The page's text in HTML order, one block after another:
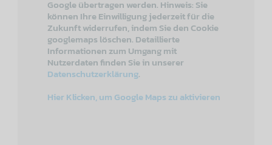
Google übertragen werden. Hinweis: Sie
können Ihre Einwilligung jederzeit für die
Zukunft widerrufen, indem Sie den Cookie
googlemaps löschen. Detaillierte
Informationen zum Umgang mit
Nutzerdaten finden Sie in unserer
Datenschutzerklärung.
Hier Klicken, um Google Maps zu aktivieren